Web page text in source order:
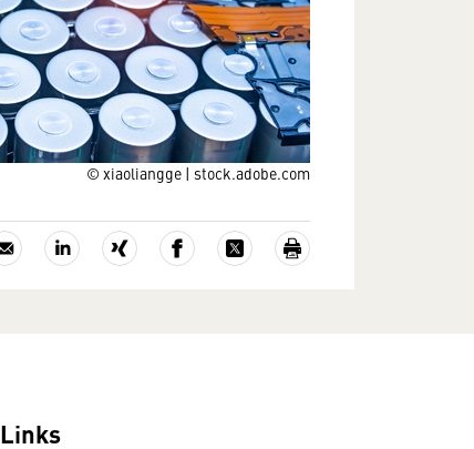
© xiaoliangge | stock.adobe.com
Links